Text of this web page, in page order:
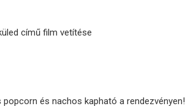
című film vetítése
és nachos kapható a rendezvényen!